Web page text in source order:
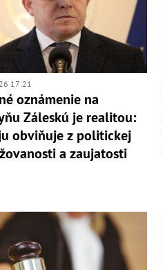
17:21
oznámenie na
Záleskú je realitou:
obviňuje z politickej
a zaujatosti